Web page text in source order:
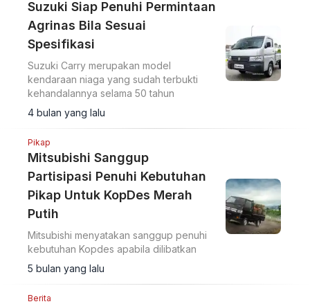
Suzuki Siap Penuhi Permintaan
Agrinas Bila Sesuai
Spesifikasi
Suzuki Carry merupakan model
kendaraan niaga yang sudah terbukti
kehandalannya selama 50 tahun
4 bulan yang lalu
Pikap
Mitsubishi Sanggup
Partisipasi Penuhi Kebutuhan
Pikap Untuk KopDes Merah
Putih
Mitsubishi menyatakan sanggup penuhi
kebutuhan Kopdes apabila dilibatkan
5 bulan yang lalu
Berita